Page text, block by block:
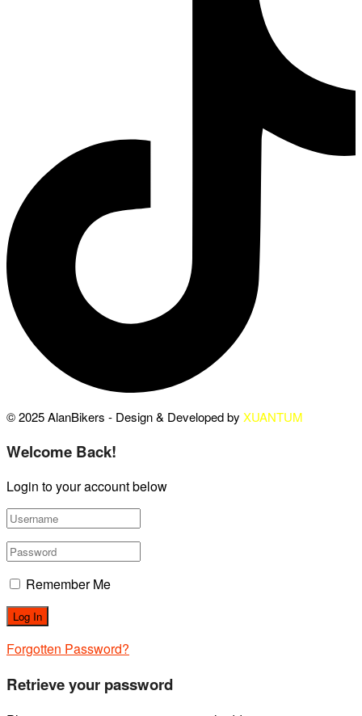
© 2025 AlanBikers - Design & Developed by XUANTUM
Welcome Back!
Login to your account below
Remember Me
Forgotten Password?
Retrieve your password